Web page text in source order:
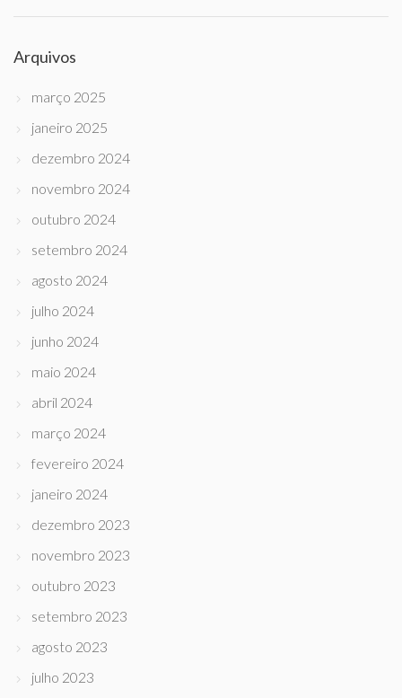
Arquivos
março 2025
janeiro 2025
dezembro 2024
novembro 2024
outubro 2024
setembro 2024
agosto 2024
julho 2024
junho 2024
maio 2024
abril 2024
março 2024
fevereiro 2024
janeiro 2024
dezembro 2023
novembro 2023
outubro 2023
setembro 2023
agosto 2023
julho 2023